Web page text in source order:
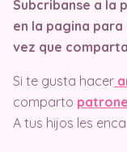
Subcribanse a la
en la pagina para
vez que
Si te gusta hacer
comparto
A tus hijos les